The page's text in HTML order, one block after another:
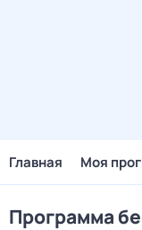
Главная Моя
Программа